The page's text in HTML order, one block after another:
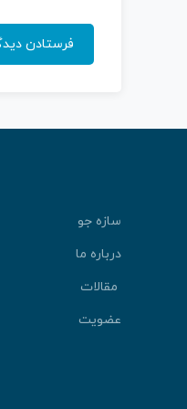
سازه جو
درباره ما
مقالات
عضویت